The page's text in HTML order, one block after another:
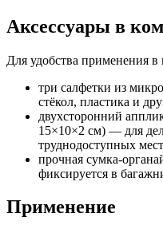
Аксессуары в
Для удобства применения в
три салфетки из
стёкол, пластика и
двухсторонний
15×10×2 см) — для
труднодоступных
прочная сумка-
фиксируется в
Применение